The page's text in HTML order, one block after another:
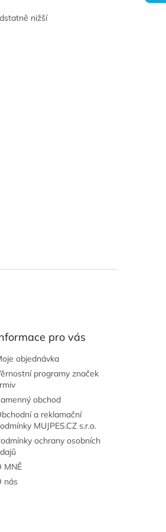
nižší
pro vás
objednávka
programy značek
obchod
a reklamační
MUJPES.CZ s.r.o.
ochrany osobních
MNĚ
nás